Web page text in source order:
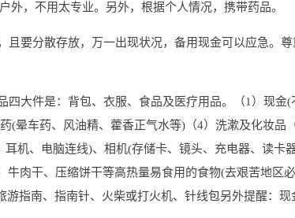
，不用太专业。另外，根据个人情况，携带药品。
且要分散存放，万一出现状况，备用现金可以应急。
四大件是：背包、衣服、食品及医疗用品。（1）现金
(晕车药、风油精、藿香正气水等)（4）洗漱及化妆品
机、电脑连线)、相机(存储卡、镜头、充电器、读卡
肉干、压缩饼干等高热量易食用的食物(去艰苦地区
指南、指南针、火柴或打火机、针线包另外提醒：